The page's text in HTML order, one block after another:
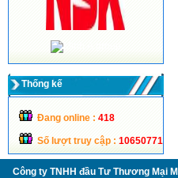
Thống kế
Đang online : 418
Số lượt truy cập : 10650771
Công ty TNHH đầu Tư Thương Mại